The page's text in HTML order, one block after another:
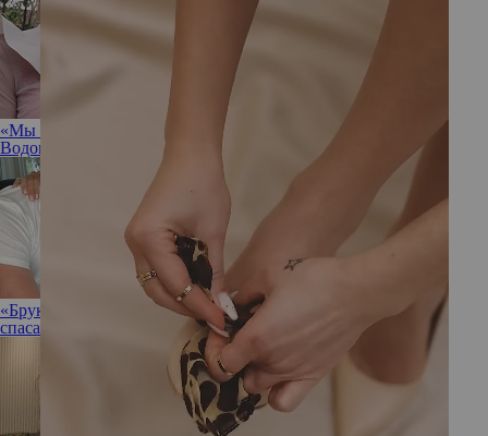
«Мы — временные песчинки»: инструкция от Алены
Водонаевой, как побороть нарциссизм
«Бруклин начинает прозревать»: Виктория Бекхэм готова
спасать сына от родителей Николы Пельтц